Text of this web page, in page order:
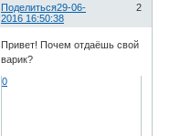
Поделиться 2
29-06-
2016 16:50:38
Привет! Почем отдаёшь свой
варик?
0